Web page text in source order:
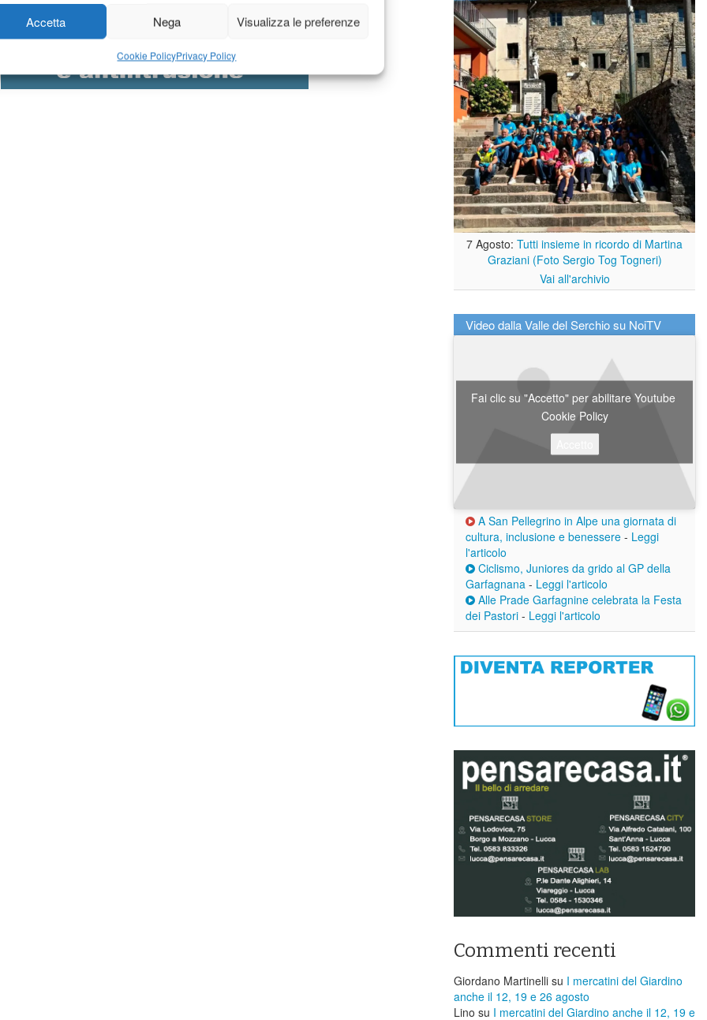
Accetta Nega Visualizza le preferenze
Cookie PolicyPrivacy Policy
7 Agosto: Tutti insieme in ricordo di Martina
Graziani (Foto Sergio Tog Togneri)
Vai all'archivio
Video dalla Valle del Serchio su NoiTV
Fai clic su "Accetto" per abilitare Youtube
Cookie Policy
A San Pellegrino in Alpe una giornata di
cultura, inclusione e benessere - Leggi
l'articolo
Ciclismo, Juniores da grido al GP della
Garfagnana - Leggi l'articolo
Alle Prade Garfagnine celebrata la Festa
dei Pastori - Leggi l'articolo
Commenti recenti
Giordano Martinelli su I mercatini del Giardino
anche il 12, 19 e 26 agosto
Lino su I mercatini del Giardino anche il 12, 19 e